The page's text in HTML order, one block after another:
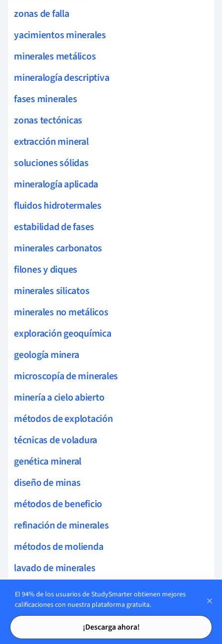
Tarjetas de estudio
Tarjetas de estudio
zonas de falla
yacimientos minerales
minerales metálicos
mineralogía descriptiva
fases minerales
zonas tectónicas
extracción mineral
soluciones sólidas
mineralogía aplicada
fluidos hidrotermales
estabilidad de fases
minerales carbonatos
filones y diques
minerales silicatos
minerales no metálicos
exploración geoquímica
geología minera
microscopía de minerales
minería a cielo abierto
métodos de explotación
técnicas de voladura
genética mineral
diseño de minas
métodos de beneficio
refinación de minerales
métodos de molienda
lavado de minerales
procesos extractivos
sostenimiento de túneles
trituración de minerales
El 94% de los usuarios de StudySmarter obtienen mejores
calificaciones con nuestra plataforma gratuita.
¡Descarga ahora!